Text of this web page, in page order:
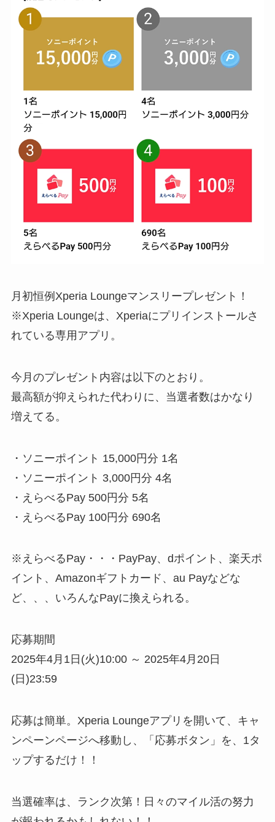
月初恒例Xperia Loungeマンスリープレゼント！
※Xperia Loungeは、Xperiaにプリインストールさ
れている専用アプリ。
今月のプレゼント内容は以下のとおり。
最高額が抑えられた代わりに、当選者数はかなり
増えてる。
・ソニーポイント 15,000円分 1名​
・ソニーポイント 3,000円分 4名​
・えらべるPay 500円分 5名​
・えらべるPay 100円分 690名​
※えらべるPay・・・PayPay、dポイント、楽天ポ
イント、Amazonギフトカード、au Payなどな
ど、、、いろんなPayに換えられる。
応募期間
2025年4月1日(火)10:00 ～ 2025年4月20日
(日)23:59​
応募は簡単。Xperia Loungeアプリを開いて、キャ
ンペーンページへ移動し、「応募ボタン」を、1タ
ップするだけ！！
当選確率は、ランク次第！日々のマイル活の努力